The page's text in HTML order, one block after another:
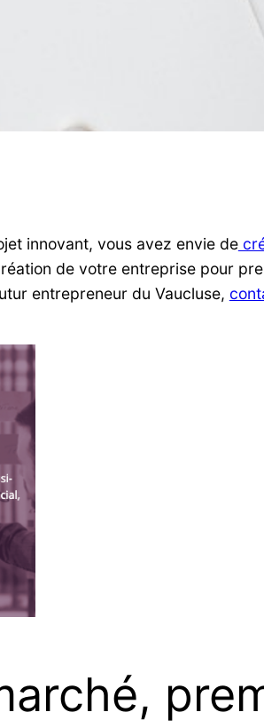
innovant, vous avez envie de
de votre entreprise pour
entrepreneur du Vaucluse,